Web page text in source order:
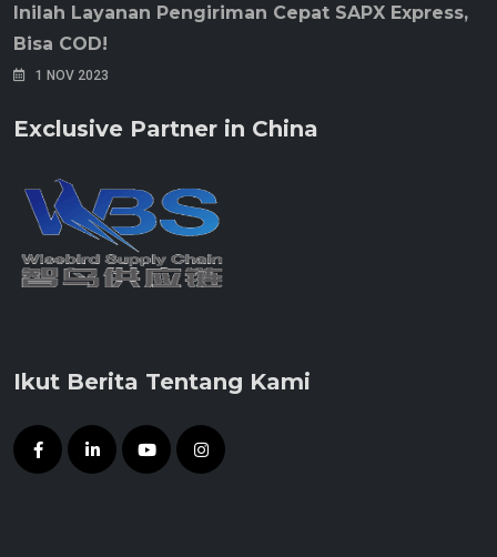
Inilah Layanan Pengiriman Cepat SAPX Express,
Bisa COD!
1 NOV 2023
Exclusive Partner in China
Ikut Berita Tentang Kami